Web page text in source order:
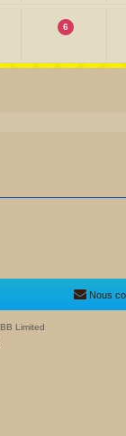
6
Nous
Limited